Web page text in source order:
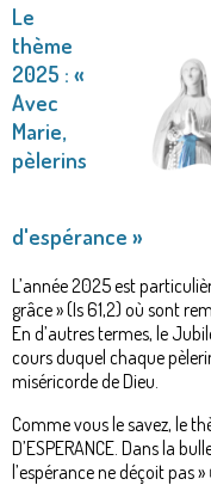
Le
thème
2025 : «
Avec
Marie,
pèlerins
d'espérance »
L’année 2025 est
grâce » (Is 61,2) où sont
En d’autres termes, le
cours duquel chaque
miséricorde de Dieu.
Comme vous le savez, le
D’ESPERANCE. Dans la
l’espérance ne déçoit pas »